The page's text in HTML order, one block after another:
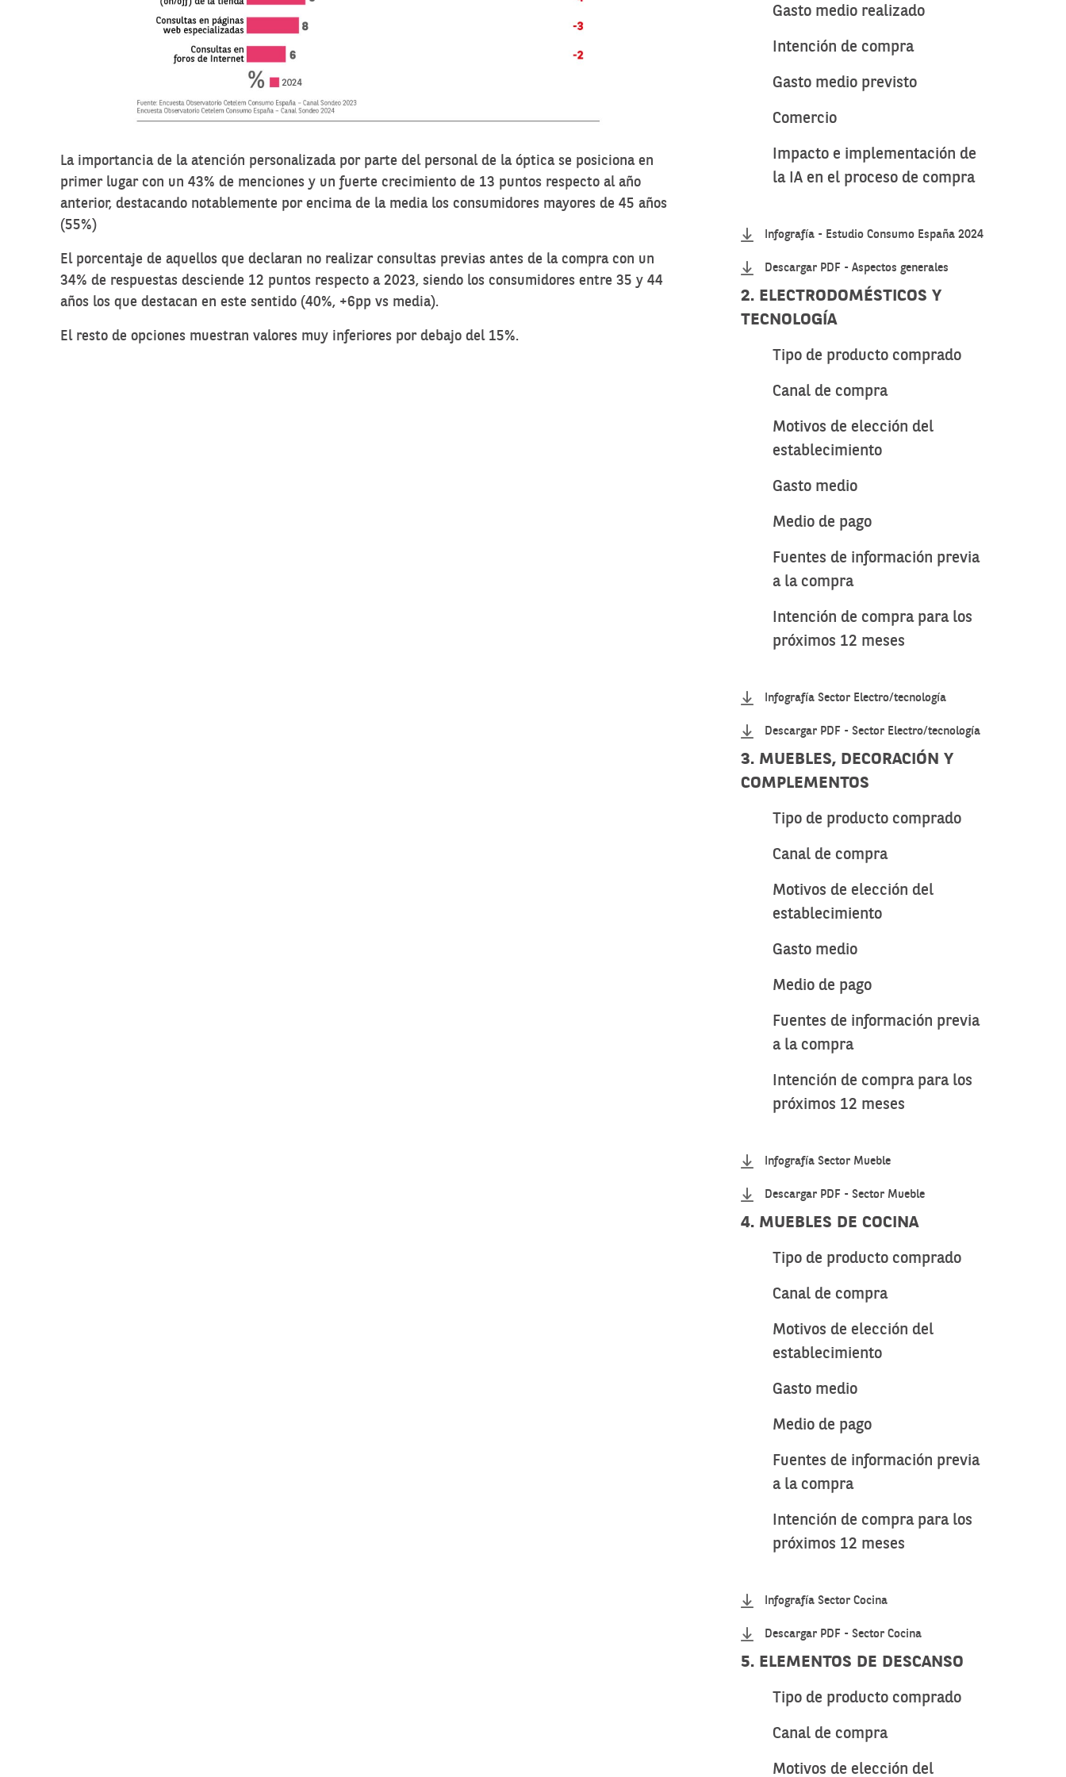
La importancia de la atención personalizada por parte del personal de la óptica se posiciona en
primer lugar con un 43% de menciones y un fuerte crecimiento de 13 puntos respecto al año
anterior, destacando notablemente por encima de la media los consumidores mayores de 45 años
(55%)
El porcentaje de aquellos que declaran no realizar consultas previas antes de la compra con un
34% de respuestas desciende 12 puntos respecto a 2023, siendo los consumidores entre 35 y 44
años los que destacan en este sentido (40%, +6pp vs media).
El resto de opciones muestran valores muy inferiores por debajo del 15%.
Gasto medio realizado
Intención de compra
Gasto medio previsto
Comercio
Impacto e implementación de
la IA en el proceso de compra
Infografía - Estudio Consumo España 2024
Descargar PDF - Aspectos generales
2. ELECTRODOMÉSTICOS Y
TECNOLOGÍA
Tipo de producto comprado
Canal de compra
Motivos de elección del
establecimiento
Gasto medio
Medio de pago
Fuentes de información previa
a la compra
Intención de compra para los
próximos 12 meses
Infografía Sector Electro/tecnología
Descargar PDF - Sector Electro/tecnología
3. MUEBLES, DECORACIÓN Y
COMPLEMENTOS
Tipo de producto comprado
Canal de compra
Motivos de elección del
establecimiento
Gasto medio
Medio de pago
Fuentes de información previa
a la compra
Intención de compra para los
próximos 12 meses
Infografía Sector Mueble
Descargar PDF - Sector Mueble
4. MUEBLES DE COCINA
Tipo de producto comprado
Canal de compra
Motivos de elección del
establecimiento
Gasto medio
Medio de pago
Fuentes de información previa
a la compra
Intención de compra para los
próximos 12 meses
Infografía Sector Cocina
Descargar PDF - Sector Cocina
5. ELEMENTOS DE DESCANSO
Tipo de producto comprado
Canal de compra
Motivos de elección del